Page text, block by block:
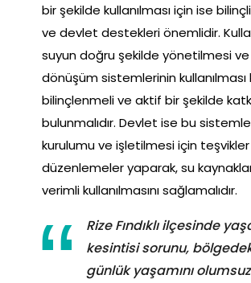
bir şekilde kullanılması için ise bilinçli
ve devlet destekleri önemlidir.
suyun doğru şekilde yönetilmesi
dönüşüm sistemlerinin
bilinçlenmeli ve aktif bir şekilde
bulunmalıdır. Devlet ise bu
kurulumu ve işletilmesi için
düzenlemeler yaparak, su
verimli kullanılmasını sağlamalıdır.
Rize Fındıklı ilçesinde
kesintisi sorunu,
günlük yaşamını